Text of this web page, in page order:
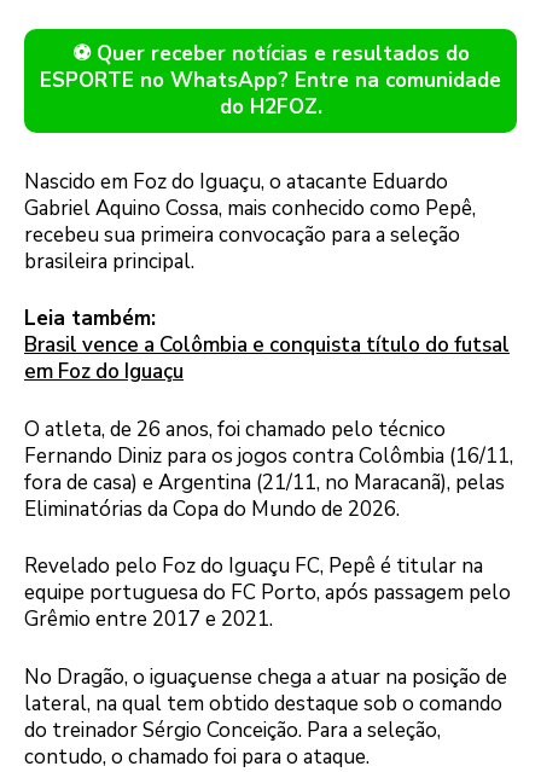
⚽ Quer receber notícias e resultados do
ESPORTE no WhatsApp? Entre na comunidade
do H2FOZ.
Nascido em Foz do Iguaçu, o atacante Eduardo
Gabriel Aquino Cossa, mais conhecido como Pepê,
recebeu sua primeira convocação para a seleção
brasileira principal.
Leia também:
Brasil vence a Colômbia e conquista título do futsal
em Foz do Iguaçu
O atleta, de 26 anos, foi chamado pelo técnico
Fernando Diniz para os jogos contra Colômbia (16/11,
fora de casa) e Argentina (21/11, no Maracanã), pelas
Eliminatórias da Copa do Mundo de 2026.
Revelado pelo Foz do Iguaçu FC, Pepê é titular na
equipe portuguesa do FC Porto, após passagem pelo
Grêmio entre 2017 e 2021.
No Dragão, o iguaçuense chega a atuar na posição de
lateral, na qual tem obtido destaque sob o comando
do treinador Sérgio Conceição. Para a seleção,
contudo, o chamado foi para o ataque.